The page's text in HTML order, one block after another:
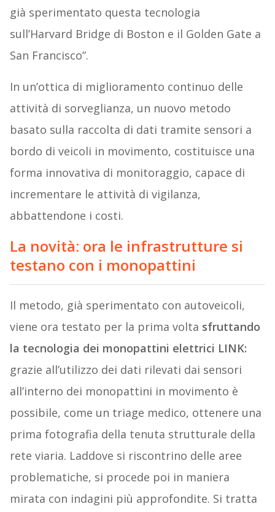
già sperimentato questa tecnologia
sull’Harvard Bridge di Boston e il Golden Gate a
San Francisco”.
In un’ottica di miglioramento continuo delle
attività di sorveglianza, un nuovo metodo
basato sulla raccolta di dati tramite sensori a
bordo di veicoli in movimento, costituisce una
forma innovativa di monitoraggio, capace di
incrementare le attività di vigilanza,
abbattendone i costi.
La novità: ora le infrastrutture si
testano con i monopattini
Il metodo, già sperimentato con autoveicoli,
viene ora testato per la prima volta sfruttando
la tecnologia dei monopattini elettrici LINK:
grazie all’utilizzo dei dati rilevati dai sensori
all’interno dei monopattini in movimento è
possibile, come un triage medico, ottenere una
prima fotografia della tenuta strutturale della
rete viaria. Laddove si riscontrino delle aree
problematiche, si procede poi in maniera
mirata con indagini più approfondite. Si tratta